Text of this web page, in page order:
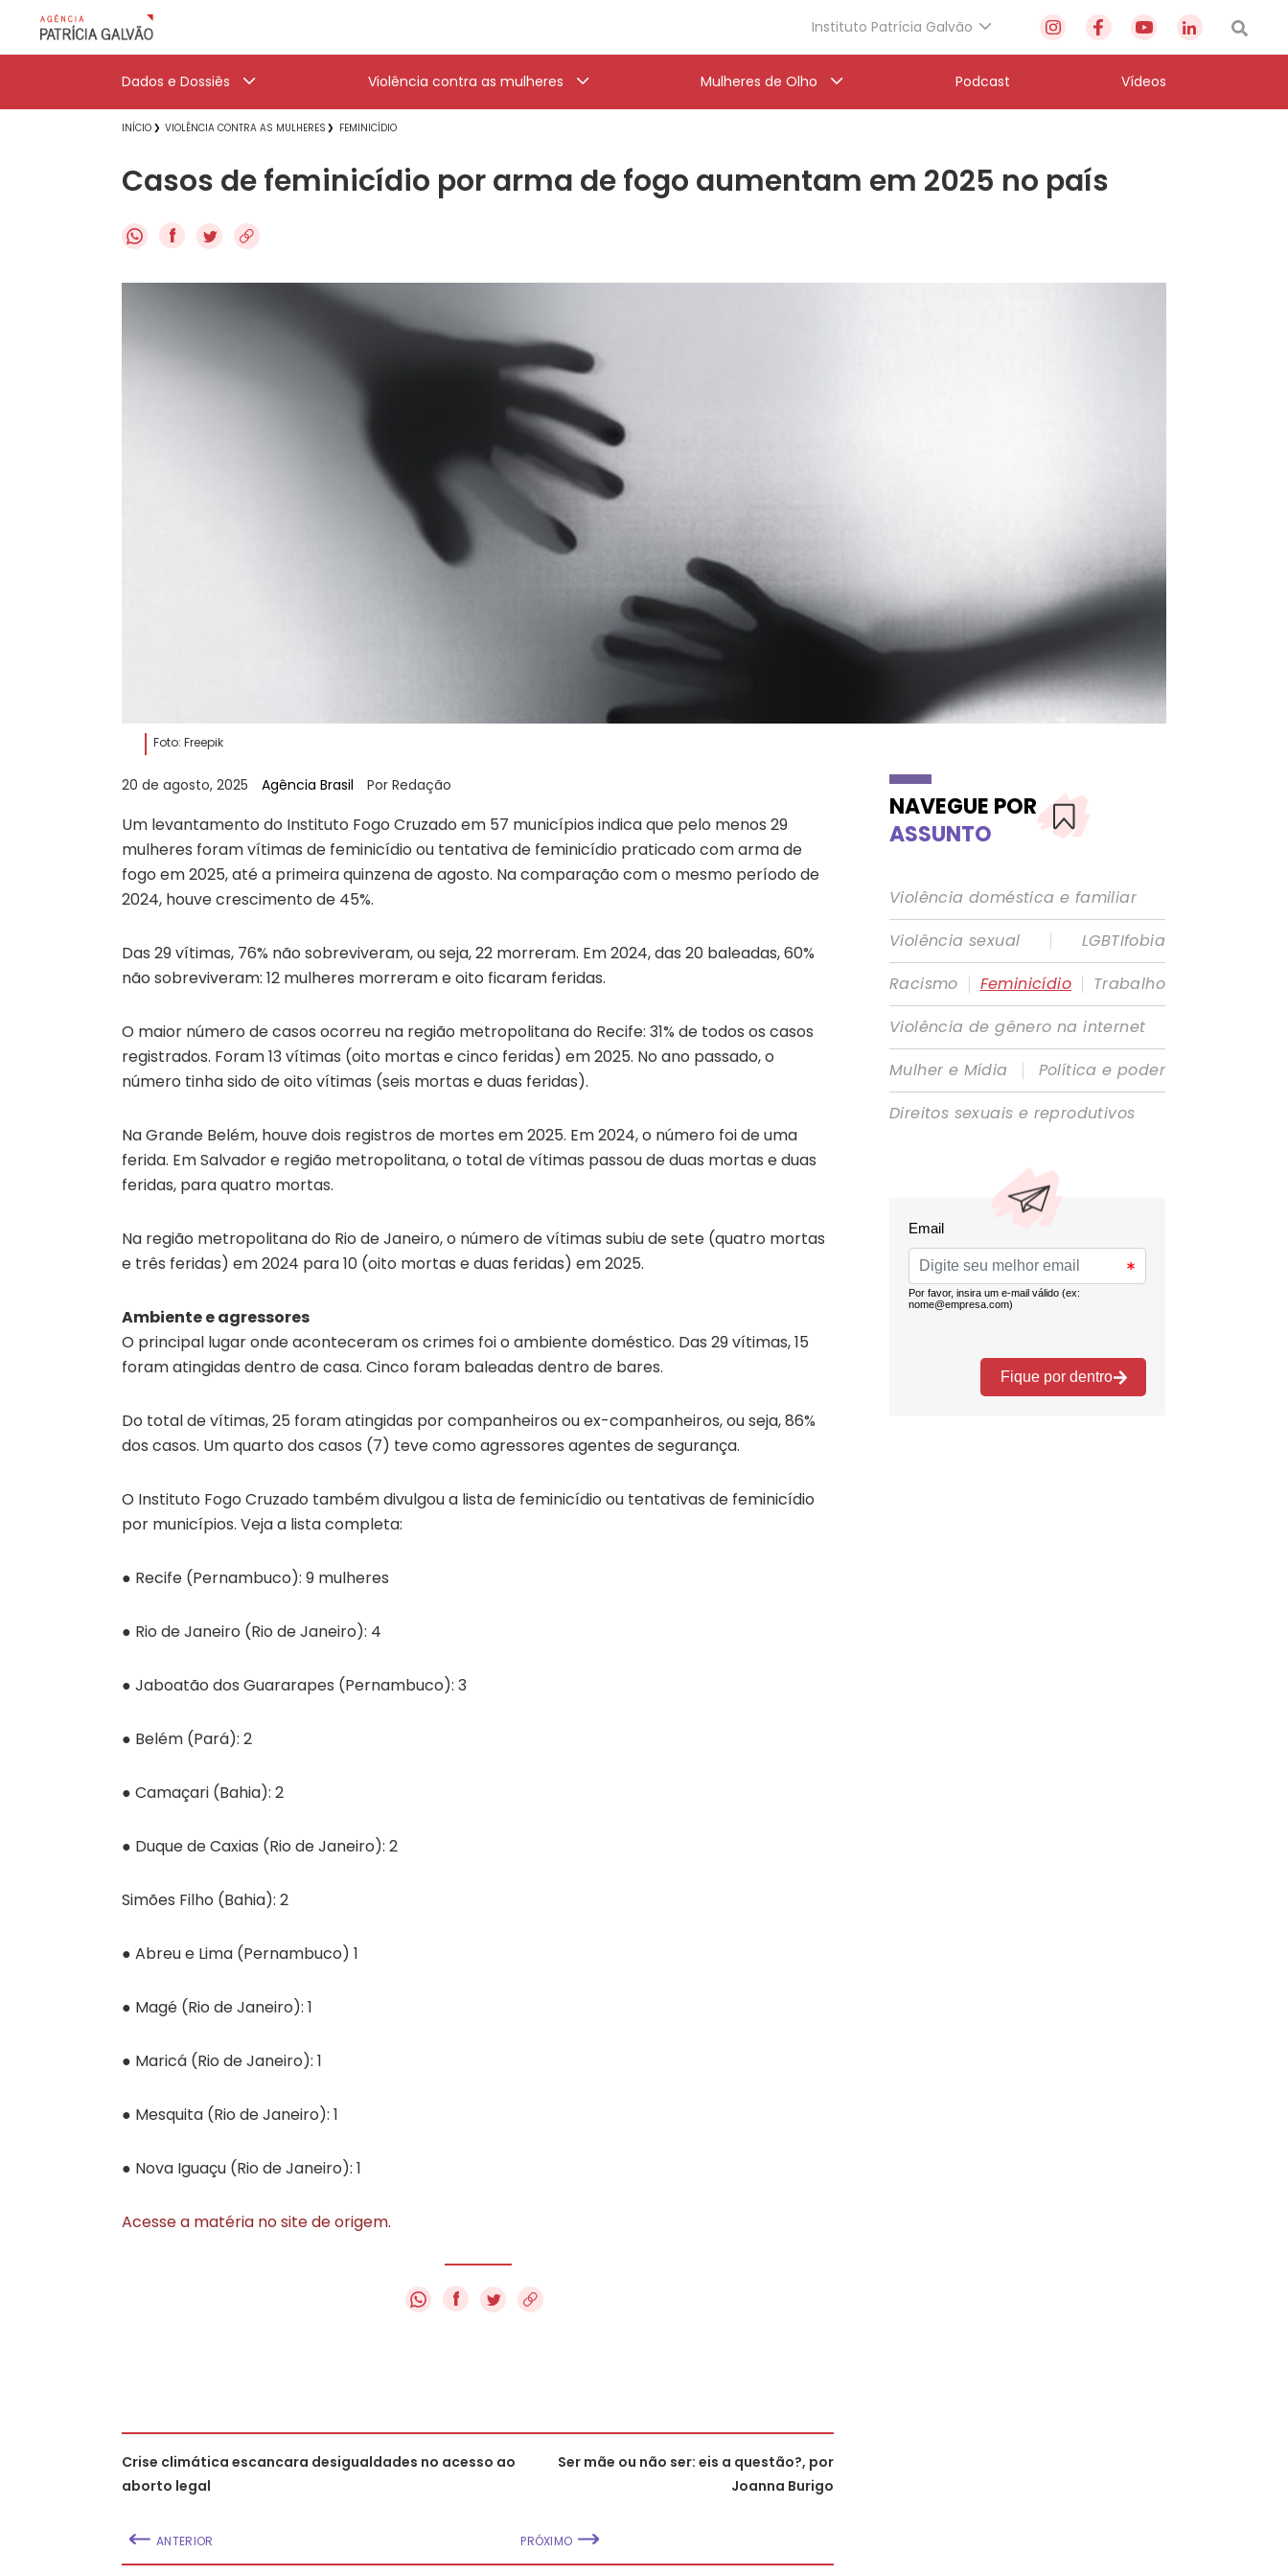
Instituto Patrícia Galvão
Dados e Dossiês Violência contra as mulheres Mulheres de Olho Podcast Vídeos
INÍCIO VIOLÊNCIA CONTRA AS MULHERES FEMINICÍDIO
Casos de feminicídio por arma de fogo aumentam em 2025 no país
f
Foto: Freepik
20 de agosto, 2025 Agência Brasil Por Redação
Um levantamento do Instituto Fogo Cruzado em 57 municípios indica que pelo menos 29
mulheres foram vítimas de feminicídio ou tentativa de feminicídio praticado com arma de
fogo em 2025, até a primeira quinzena de agosto. Na comparação com o mesmo período de
2024, houve crescimento de 45%.
Das 29 vítimas, 76% não sobreviveram, ou seja, 22 morreram. Em 2024, das 20 baleadas, 60%
não sobreviveram: 12 mulheres morreram e oito ficaram feridas.
O maior número de casos ocorreu na região metropolitana do Recife: 31% de todos os casos
registrados. Foram 13 vítimas (oito mortas e cinco feridas) em 2025. No ano passado, o
número tinha sido de oito vítimas (seis mortas e duas feridas).
Na Grande Belém, houve dois registros de mortes em 2025. Em 2024, o número foi de uma
ferida. Em Salvador e região metropolitana, o total de vítimas passou de duas mortas e duas
feridas, para quatro mortas.
Na região metropolitana do Rio de Janeiro, o número de vítimas subiu de sete (quatro mortas
e três feridas) em 2024 para 10 (oito mortas e duas feridas) em 2025.
Ambiente e agressores
O principal lugar onde aconteceram os crimes foi o ambiente doméstico. Das 29 vítimas, 15
foram atingidas dentro de casa. Cinco foram baleadas dentro de bares.
Do total de vítimas, 25 foram atingidas por companheiros ou ex-companheiros, ou seja, 86%
dos casos. Um quarto dos casos (7) teve como agressores agentes de segurança.
O Instituto Fogo Cruzado também divulgou a lista de feminicídio ou tentativas de feminicídio
por municípios. Veja a lista completa:
● Recife (Pernambuco): 9 mulheres
● Rio de Janeiro (Rio de Janeiro): 4
● Jaboatão dos Guararapes (Pernambuco): 3
● Belém (Pará): 2
● Camaçari (Bahia): 2
● Duque de Caxias (Rio de Janeiro): 2
Simões Filho (Bahia): 2
● Abreu e Lima (Pernambuco) 1
● Magé (Rio de Janeiro): 1
● Maricá (Rio de Janeiro): 1
● Mesquita (Rio de Janeiro): 1
● Nova Iguaçu (Rio de Janeiro): 1
Acesse a matéria no site de origem.
f
Crise climática escancara desigualdades no acesso ao
aborto legal
ANTERIOR
Ser mãe ou não ser: eis a questão?, por
Joanna Burigo
PRÓXIMO
NAVEGUE POR
ASSUNTO
Violência doméstica e familiar
Violência sexual
|
LGBTIfobia
Racismo | Feminicídio | Trabalho
Violência de gênero na internet
Mulher e Mídia
|
Política e poder
Direitos sexuais e reprodutivos